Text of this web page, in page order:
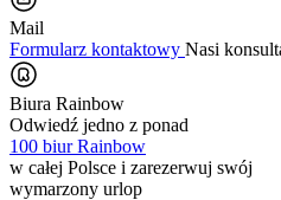
Mail
Formularz kontaktowy Nasi
Biura Rainbow
Odwiedź jedno z ponad
100 biur Rainbow
w całej Polsce i zarezerwuj swój
wymarzony urlop